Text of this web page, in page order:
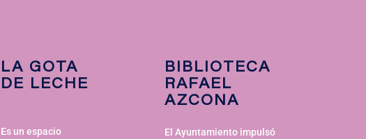
LA GOTA
DE LECHE
Es un espacio
BIBLIOTECA
RAFAEL
AZCONA
El Ayuntamiento impulsó